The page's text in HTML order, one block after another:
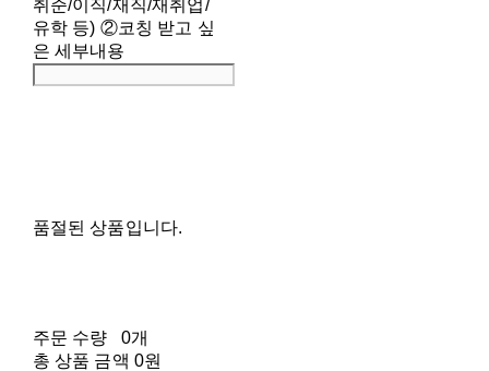
취준/이직/재직/재취업/
유학 등) ②코칭 받고 싶
은 세부내용
품절된 상품입니다.
주문 수량
0개
총 상품 금액 0원